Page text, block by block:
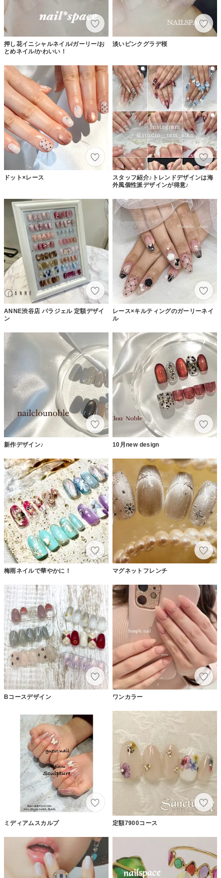
押し花イニシャルネイル/ガーリー/お
とめネイル/かわいい！
淡いピンクグラデ桜
ドット×レース
スタッフ紹介♪トレンドデザインは海
外風個性派デザインが得意♪
ANNE渋谷店 パラジェル 定額デザイ
ン
レース×キルティングのガーリーネイ
ル
新作デザイン♪ 10月new design
梅雨ネイルで華やかに！ マグネットフレンチ
Bコースデザイン ワンカラー
ミディアムスカルプ 定額7900コース